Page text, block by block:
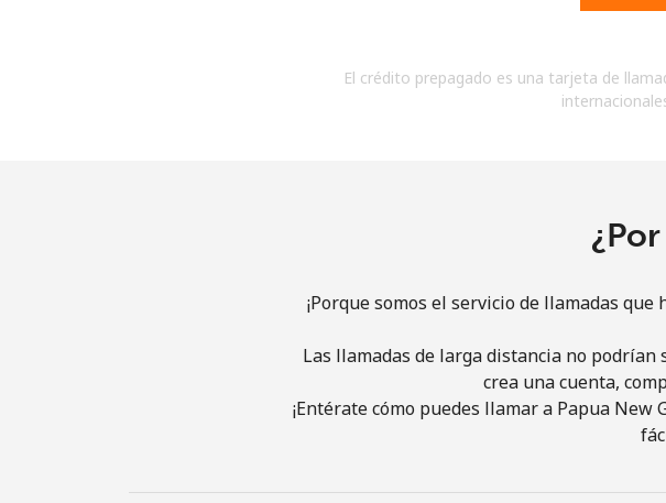
acuerdo con
El crédito prepagado es una tarjeta de
¡Porque somos el servicio de llamadas
Las llamadas de larga distancia no
crea una cuenta,
¡Entérate cómo puedes llamar a Papua